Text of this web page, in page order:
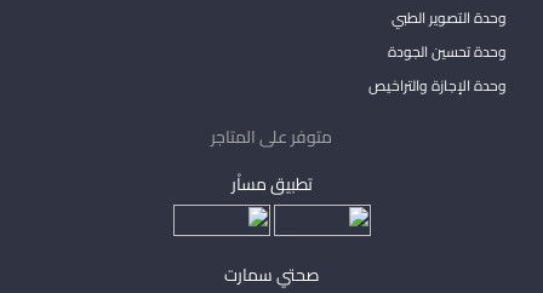
وحدة التصوير الطبي
وحدة تحسين الجودة
وحدة الإجازة والتراخيص
متوفر على المتاجر
تطبيق مساْر
صحتي سمارت